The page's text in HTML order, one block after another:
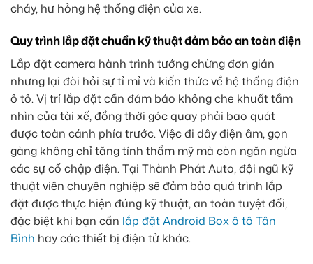
cháy, hư hỏng hệ thống điện của xe.
Quy trình lắp đặt chuẩn kỹ thuật đảm bảo an toàn điện
Lắp đặt camera hành trình tưởng chừng đơn giản
nhưng lại đòi hỏi sự tỉ mỉ và kiến thức về hệ thống điện
ô tô. Vị trí lắp đặt cần đảm bảo không che khuất tầm
nhìn của tài xế, đồng thời góc quay phải bao quát
được toàn cảnh phía trước. Việc đi dây điện âm, gọn
gàng không chỉ tăng tính thẩm mỹ mà còn ngăn ngừa
các sự cố chập điện. Tại Thành Phát Auto, đội ngũ kỹ
thuật viên chuyên nghiệp sẽ đảm bảo quá trình lắp
đặt được thực hiện đúng kỹ thuật, an toàn tuyệt đối,
đặc biệt khi bạn cần lắp đặt Android Box ô tô Tân
Bình hay các thiết bị điện tử khác.